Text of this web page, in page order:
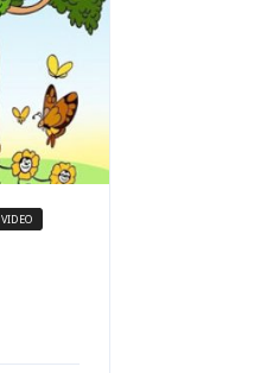
VIDEO